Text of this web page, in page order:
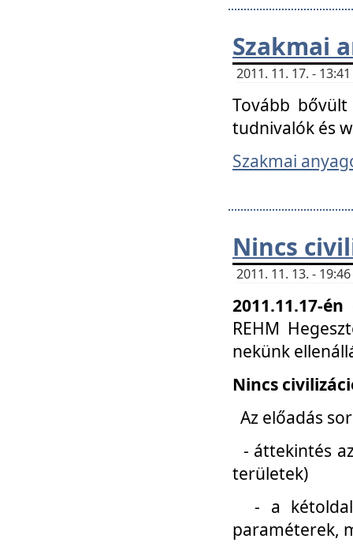
Szakmai
2011. 11. 17. -
Tovább bővült
tudnivalók és
Szakmai
Nincs
2011. 11. 13. -
2011.11.17-
REHM
nekünk
Nincs
Az előadás
- áttekintés
területek)
- a kétoldali
paraméterek,